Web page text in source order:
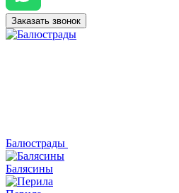
Заказать звонок
Балюстрады
Балясины